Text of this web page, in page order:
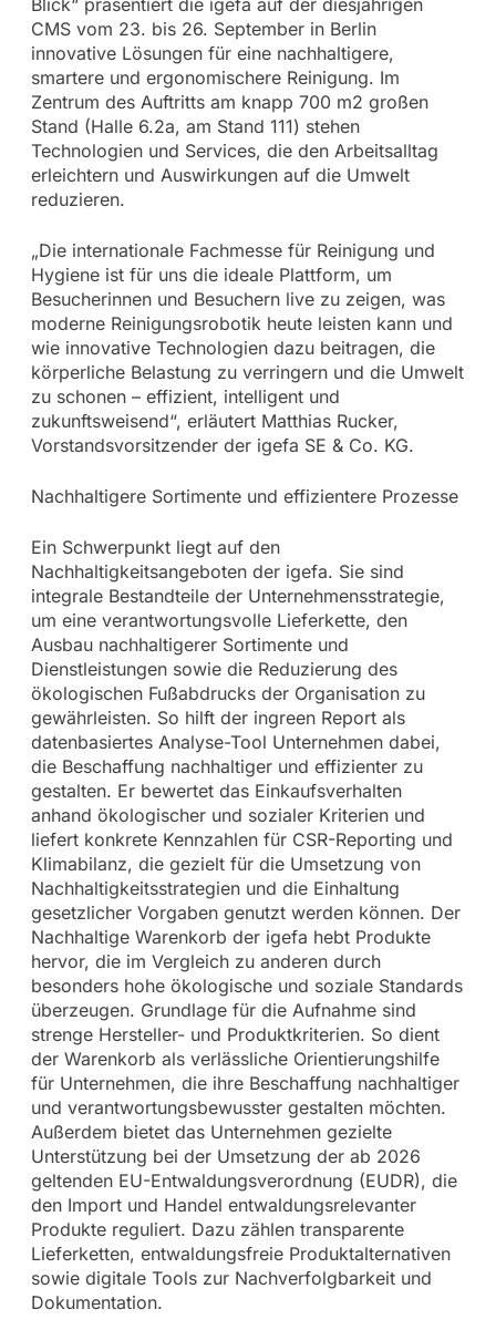
CMS vom 23. bis 26. September in Berlin
innovative Lösungen für eine nachhaltigere,
smartere und ergonomischere Reinigung. Im
Zentrum des Auftritts am knapp 700 m2 großen
Stand (Halle 6.2a, am Stand 111) stehen
Technologien und Services, die den Arbeitsalltag
erleichtern und Auswirkungen auf die Umwelt
reduzieren.
„Die internationale Fachmesse für Reinigung und
Hygiene ist für uns die ideale Plattform, um
Besucherinnen und Besuchern live zu zeigen, was
moderne Reinigungsrobotik heute leisten kann und
wie innovative Technologien dazu beitragen, die
körperliche Belastung zu verringern und die Umwelt
zu schonen – effizient, intelligent und
zukunftsweisend“, erläutert Matthias Rucker,
Vorstandsvorsitzender der igefa SE & Co. KG.
Nachhaltigere Sortimente und effizientere Prozesse
Ein Schwerpunkt liegt auf den
Nachhaltigkeitsangeboten der igefa. Sie sind
integrale Bestandteile der Unternehmensstrategie,
um eine verantwortungsvolle Lieferkette, den
Ausbau nachhaltigerer Sortimente und
Dienstleistungen sowie die Reduzierung des
ökologischen Fußabdrucks der Organisation zu
gewährleisten. So hilft der ingreen Report als
datenbasiertes Analyse-Tool Unternehmen dabei,
die Beschaffung nachhaltiger und effizienter zu
gestalten. Er bewertet das Einkaufsverhalten
anhand ökologischer und sozialer Kriterien und
liefert konkrete Kennzahlen für CSR-Reporting und
Klimabilanz, die gezielt für die Umsetzung von
Nachhaltigkeitsstrategien und die Einhaltung
gesetzlicher Vorgaben genutzt werden können. Der
Nachhaltige Warenkorb der igefa hebt Produkte
hervor, die im Vergleich zu anderen durch
besonders hohe ökologische und soziale Standards
überzeugen. Grundlage für die Aufnahme sind
strenge Hersteller- und Produktkriterien. So dient
der Warenkorb als verlässliche Orientierungshilfe
für Unternehmen, die ihre Beschaffung nachhaltiger
und verantwortungsbewusster gestalten möchten.
Außerdem bietet das Unternehmen gezielte
Unterstützung bei der Umsetzung der ab 2026
geltenden EU-Entwaldungsverordnung (EUDR), die
den Import und Handel entwaldungsrelevanter
Produkte reguliert. Dazu zählen transparente
Lieferketten, entwaldungsfreie Produktalternativen
sowie digitale Tools zur Nachverfolgbarkeit und
Dokumentation.